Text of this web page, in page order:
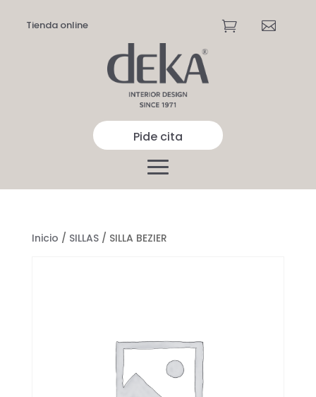
Tienda online  
Pide cita
Inicio / SILLAS/ SILLA BEZIER